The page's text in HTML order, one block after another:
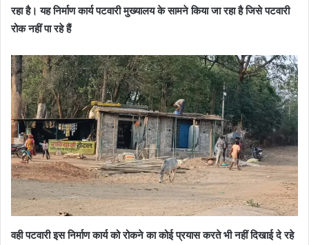
रहा है। यह निर्माण कार्य पटवारी मुख्यालय के सामने किया जा रहा है जिसे पटवारी
रोक नहीं पा रहे हैं
वही पटवारी इस निर्माण कार्य को रोकने का कोई प्रयास करते भी नहीं दिखाई दे रहे